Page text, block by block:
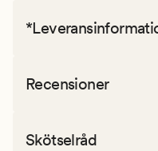
Recensioner
Skötselråd